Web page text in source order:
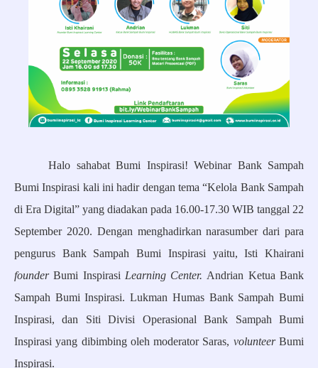
Halo sahabat Bumi Inspirasi! Webinar Bank Sampah
Bumi Inspirasi kali ini hadir dengan tema “Kelola Bank Sampah
di Era Digital” yang diadakan pada 16.00-17.30 WIB tanggal 22
September 2020. Dengan menghadirkan narasumber dari para
pengurus Bank Sampah Bumi Inspirasi yaitu, Isti Khairani
founderBumi Inspirasi Learning Center.Andrian Ketua Bank
Sampah Bumi Inspirasi. Lukman Humas Bank Sampah Bumi
Inspirasi, dan Siti Divisi Operasional Bank Sampah Bumi
Inspirasi yang dibimbing oleh moderator Saras, volunteerBumi
Inspirasi.